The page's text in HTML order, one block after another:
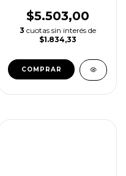
$5.503,00
3 cuotas sin interés de
$1.834,33